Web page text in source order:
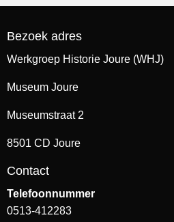
Bezoek adres
Werkgroep Historie Joure (WHJ)
Museum Joure
Museumstraat 2
8501 CD Joure
Contact
Telefoonnummer
0513-412283